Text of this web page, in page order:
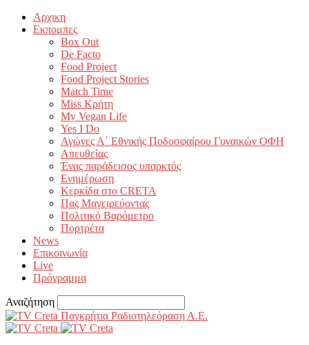
Αρχικη
Εκπομπες
Box Out
De Facto
Food Project
Food Project Stories
Match Time
Miss Κρήτη
My Vegan Life
Yes I Do
Αγώνες Α΄ Εθνικής Ποδοσφαίρου Γυναικών ΟΦΗ
Απευθείας
Ένας παράδεισος υπαρκτός
Ενημέρωση
Κερκίδα στο CRETA
Πας Μαγειρεύοντας
Πολιτικό Βαρόμετρο
Πορτρέτα
News
Επικοινωνία
Live
Πρόγραμμα
Αναζήτηση
Παγκρήτια Ραδιοτηλεόραση Α.Ε.